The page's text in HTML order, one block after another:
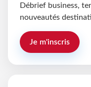
Débrief business,
nouveautés
Je m'inscris